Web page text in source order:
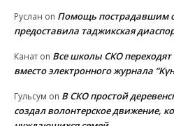
Руслан on Помощь пострадавшим
предоставила таджикская
Канат on Все школы СКО переходят
вместо электронного журнала
Гульсум on В СКО простой
создал волонтерское движение,